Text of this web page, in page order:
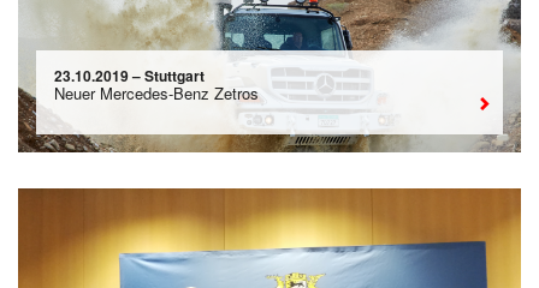
23.10.2019 – Stuttgart
Neuer Mercedes-Benz Zetros